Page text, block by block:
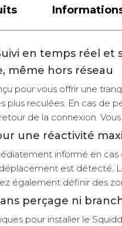
en temps réel
même hors réseau
pour vous offrir une
reculées. En cas de
de la connexion.
une réactivité
informé en
est détecté.
également définir des
perçage ni
pour installer le